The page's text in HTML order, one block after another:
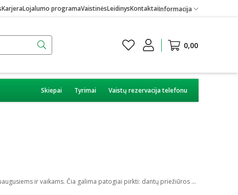
KarjeraLojalumo programaVaistinėsLeidinysKontaktaiInformacija
0,00
Skiepai Tyrimai Vaistų rezervacija telefonu
Burnos higiena yra svarbi kiekvienam iš mūsų. Internetinėje vaistinėje kiekvienas pirkėjas gali rasti daug skirtingų burnos higienos priemonių suaugusiems ir vaikams. Čia galima patogiai pirkti: dantų priežiūros priemones, kaip dantų pasta ar skalavimo skystis, dantų šepetėlius ir irigatorius, protezus ir plokštelių priežiūros priemones bei skirtingus gelius ar tepalus.